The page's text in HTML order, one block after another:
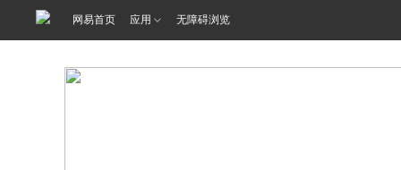
网易首页 应用 无障碍浏览